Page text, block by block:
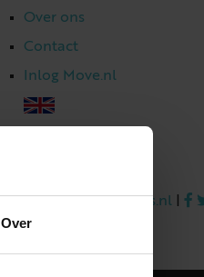
Over
Over ons
Contact
Inlog Move.nl
info@netmakelaars.nl